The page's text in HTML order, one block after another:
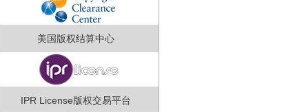
美国版权结算中心
IPR License版权交易平台